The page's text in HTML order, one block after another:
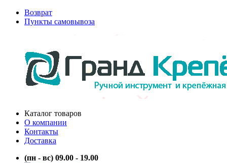
Возврат
Пункты самовывоза
Каталог товаров
О компании
Контакты
Доставка
(пн - вс) 09.00 - 19.00